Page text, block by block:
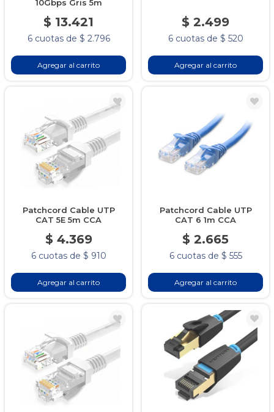
10Gbps Gris 5m
$ 13.421
6 cuotas de $ 2.796
Agregar al carrito
$ 2.499
6 cuotas de $ 520
Agregar al carrito
Patchcord Cable UTP
CAT 5E 5m CCA
$ 4.369
6 cuotas de $ 910
Agregar al carrito
Patchcord Cable UTP
CAT 6 1m CCA
$ 2.665
6 cuotas de $ 555
Agregar al carrito